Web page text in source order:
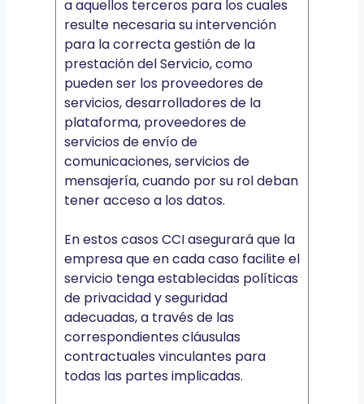
a aquellos terceros para los cuales
resulte necesaria su intervención
para la correcta gestión de la
prestación del Servicio, como
pueden ser los proveedores de
servicios, desarrolladores de la
plataforma, proveedores de
servicios de envío de
comunicaciones, servicios de
mensajería, cuando por su rol deban
tener acceso a los datos.
En estos casos CCI asegurará que la
empresa que en cada caso facilite el
servicio tenga establecidas políticas
de privacidad y seguridad
adecuadas, a través de las
correspondientes cláusulas
contractuales vinculantes para
todas las partes implicadas.